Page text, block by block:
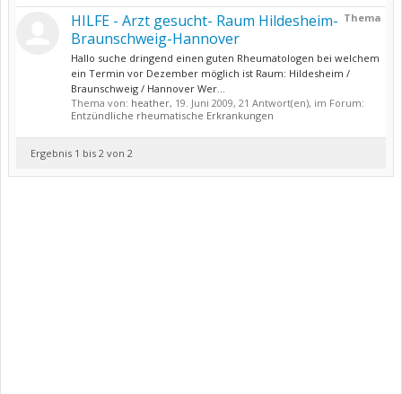
Thema
HILFE - Arzt gesucht- Raum Hildesheim-
Braunschweig-Hannover
Hallo suche dringend einen guten Rheumatologen bei welchem
ein Termin vor Dezember möglich ist Raum: Hildesheim /
Braunschweig / Hannover Wer...
Thema von: heather, 19. Juni 2009, 21 Antwort(en), im Forum:
Entzündliche rheumatische Erkrankungen
Ergebnis 1 bis 2 von 2